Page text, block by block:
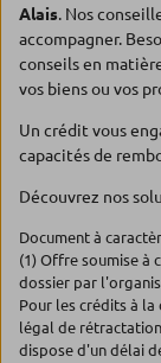
Alais. Nos
accompagner.
conseils en
vos biens ou vos
Un crédit vous
capacités de
Découvrez nos
Document à
(1) Offre soumise à
dossier par
Pour les crédits à
légal de
dispose d'un délai